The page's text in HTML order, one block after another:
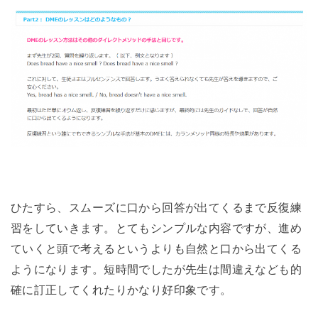
ひたすら、スムーズに口から回答が出てくるまで反復練
習をしていきます。とてもシンプルな内容ですが、進め
ていくと頭で考えるというよりも自然と口から出てくる
ようになります。短時間でしたが先生は間違えなども的
確に訂正してくれたりかなり好印象です。